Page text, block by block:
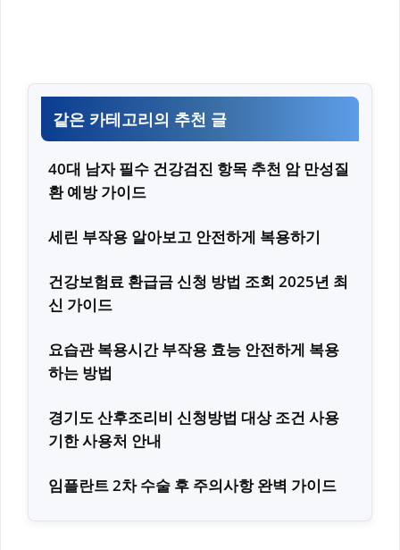
같은 카테고리의 추천 글
40대 남자 필수 건강검진 항목 추천 암 만성질
환 예방 가이드
세린 부작용 알아보고 안전하게 복용하기
건강보험료 환급금 신청 방법 조회 2025년 최
신 가이드
요습관 복용시간 부작용 효능 안전하게 복용
하는 방법
경기도 산후조리비 신청방법 대상 조건 사용
기한 사용처 안내
임플란트 2차 수술 후 주의사항 완벽 가이드